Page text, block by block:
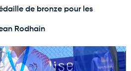
de bronze pour les
Rodhain